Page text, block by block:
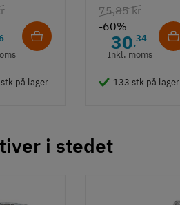
på lager
75,85 kr
-60%
30,34
Inkl. moms
133 stk på lager
i stedet